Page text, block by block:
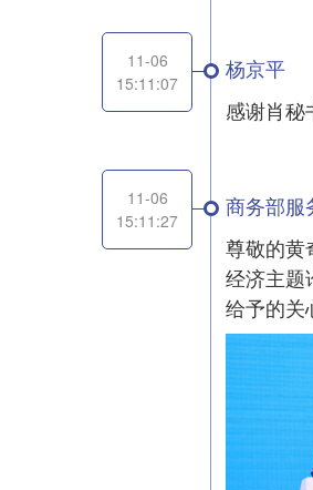
11-06
15:11:07
杨京平
感谢肖秘
11-06
15:11:27
商务部服
尊敬的黄
经济主题
给予的关